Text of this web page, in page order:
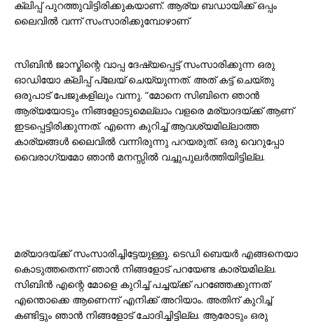
ക്ലിപ്പ് പുറത്തുവിട്ടിരിക്കുകയാണ്. ആര്യ ബഡായിക്ക് ഒപ്പം
ലൈവിൽ വന്ന് സംസാരിക്കുമ്പോഴാണ്
സിബിൻ ജാസ്മിന്റെ വാപ്പ ദേഷ്യപ്പെട്ട് സംസാരിക്കുന്ന ഒരു
ഓഡിയോ ക്ലിപ്പ് പ്ലേയ് ചെയ്യുന്നത്. അത് കട്ട് ചെയ്തു
ഒരുപാട് പേജുകളിലും വന്നു. “മോനെ സിബിനെ ഞാൻ
ആര്യയോടും നിങ്ങളോടുമെല്ലാം വളരെ മര്യാദയ്ക്ക് ആണ്
ഇടപ്പെട്ടിരിക്കുന്നത്. എന്നെ കുറിച്ച് ആവശ്യമില്ലാത്ത
കാര്യങ്ങൾ ലൈവിൽ വന്നിരുന്നു പറയരുത്. ഒരു വെറുപ്പോ
വൈരാഗ്യമോ ഞാൻ മനസ്സിൽ വച്ചുപുലർത്തിയിട്ടില്ല.
മര്യാദയ്ക്ക് സംസാരിച്ചിട്ടേയുള്ളൂ. ടെഡി ബെയർ എങ്ങനെയാ
കൊടുത്തതെന്ന് ഞാൻ നിങ്ങളോട് പറയേണ്ട കാര്യമില്ല.
സിബിൻ എന്റെ മോളെ കുറിച്ച് പച്ചയ്ക്ക് പറഞ്ഞേക്കുന്നത്
എന്തൊക്കെ ആണെന്ന് എനിക്ക് അറിയാം. അതിന് കുറിച്ച്
കണ്ടിട്ടും ഞാൻ നിങ്ങളോട് ചോദിച്ചിട്ടില്ല. ആരോടും ഒരു